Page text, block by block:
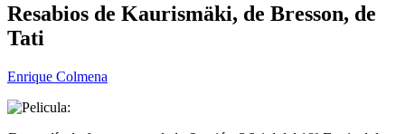
Resabios de Kaurismäki, de Bresson, de
Tati
Enrique Colmena